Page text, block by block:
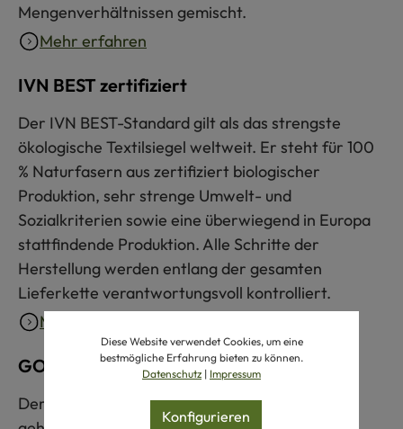
Mengenverhältnissen gemischt.
Mehr erfahren
IVN BEST zertifiziert
Der IVN BEST-Standard gilt als das strengste
ökologische Textilsiegel weltweit. Er steht für 100
% Naturfasern aus zertifiziert biologischer
Produktion, sehr strenge Umwelt- und
Sozialkriterien sowie eine überwiegend in Europa
stattfindende Produktion. Alle Schritte der
Herstellung werden entlang der gesamten
Lieferkette verantwortungsvoll kontrolliert.
Mehr erfahren
GOTS zertifiziert
Der Global Organic Textile Standard (GOTS)
Diese Website verwendet Cookies, um eine
bestmögliche Erfahrung bieten zu können.
Datenschutz | Impressum
Konfigurieren